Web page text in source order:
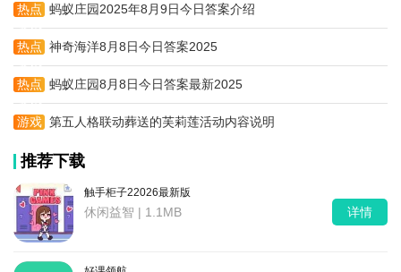
热点 蚂蚁庄园2025年8月9日今日答案介绍
热点 神奇海洋8月8日今日答案2025
热点 蚂蚁庄园8月8日今日答案最新2025
游戏 第五人格联动葬送的芙莉莲活动内容说明
推荐下载
触手柜子22026最新版
休闲益智 | 1.1MB 详情